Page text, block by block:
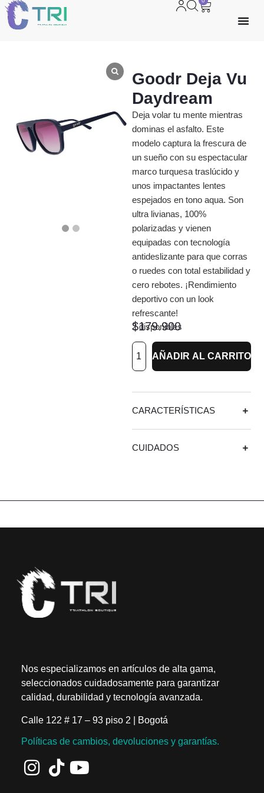
Goodr Deja Vu
Daydream
Deja volar tu mente mientras
dominas el asfalto. Este
modelo captura la frescura de
un sueño con su espectacular
marco turquesa traslúcido y
unos impactantes lentes
espejados en tono aqua. Son
ultra livianas, 100%
polarizadas y vienen
equipadas con tecnología
antideslizante para que corras
o ruedes con total estabilidad y
cero rebotes. ¡Rendimiento
deportivo con un look
refrescante!
$179.900
2 disponibles
AÑADIR AL CARRITO
CARACTERÍSTICAS
CUIDADOS
Nos especializamos en artículos de alta gama,
seleccionados cuidadosamente para garantizar
calidad, durabilidad y tecnología avanzada.
Calle 122 # 17 – 93 piso 2 | Bogotá
Políticas de cambios, devoluciones y garantías.